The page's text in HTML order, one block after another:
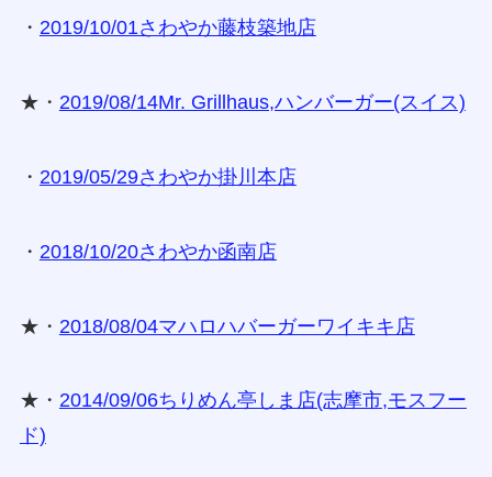
・ 2019/10/01さわやか藤枝築地店
★・ 2019/08/14Mr. Grillhaus,ハンバーガー(スイス)
・ 2019/05/29さわやか掛川本店
・ 2018/10/20さわやか函南店
★・ 2018/08/04マハロハバーガーワイキキ店
★・ 2014/09/06ちりめん亭しま店(志摩市,モスフー
ド)